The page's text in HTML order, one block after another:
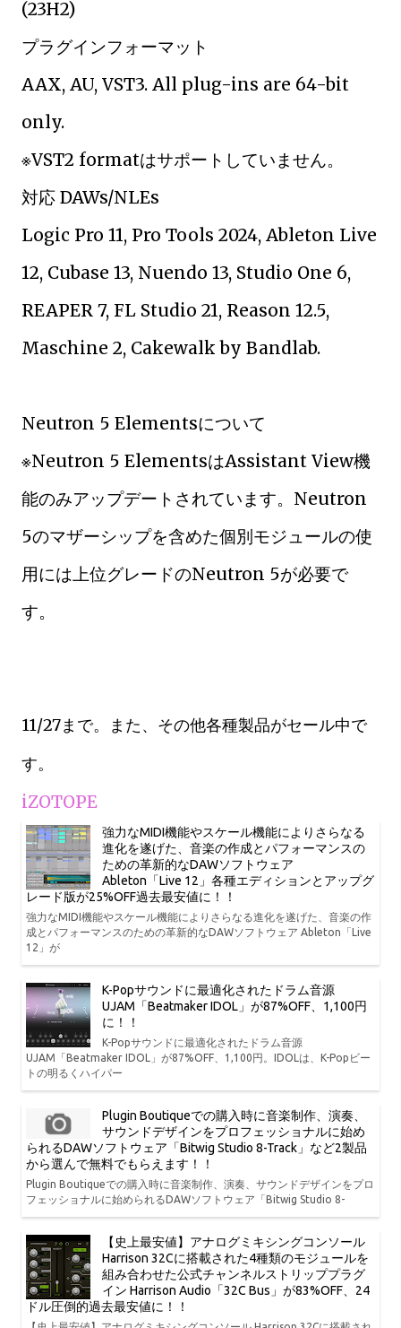
(23H2)
プラグインフォーマット
AAX, AU, VST3. All plug-ins are 64-bit
only.
※VST2 formatはサポートしていません。
対応 DAWs/NLEs
Logic Pro 11, Pro Tools 2024, Ableton Live
12, Cubase 13, Nuendo 13, Studio One 6,
REAPER 7, FL Studio 21, Reason 12.5,
Maschine 2, Cakewalk by Bandlab.
Neutron 5 Elementsについて
※Neutron 5 ElementsはAssistant View機
能のみアップデートされています。Neutron
5のマザーシップを含めた個別モジュールの使
用には上位グレードのNeutron 5が必要で
す。
11/27まで。また、その他各種製品がセール中で
す。
iZOTOPE
強力なMIDI機能やスケール機能によりさらなる
進化を遂げた、音楽の作成とパフォーマンスの
ための革新的なDAWソフトウェア
Ableton「Live 12」各種エディションとアップグ
レード版が25%OFF過去最安値に！！
強力なMIDI機能やスケール機能によりさらなる進化を遂げた、音楽の作
成とパフォーマンスのための革新的なDAWソフトウェア Ableton「Live
12」が
K-Popサウンドに最適化されたドラム音源
UJAM「Beatmaker IDOL」が87%OFF、1,100円
に！！
K-Popサウンドに最適化されたドラム音源
UJAM「Beatmaker IDOL」が87%OFF、1,100円。IDOLは、K-Popビー
トの明るくハイパー
Plugin Boutiqueでの購入時に音楽制作、演奏、
サウンドデザインをプロフェッショナルに始め
られるDAWソフトウェア「Bitwig Studio 8-Track」など2製品
から選んで無料でもらえます！！
Plugin Boutiqueでの購入時に音楽制作、演奏、サウンドデザインをプロ
フェッショナルに始められるDAWソフトウェア「Bitwig Studio 8-
【史上最安値】アナログミキシングコンソール
Harrison 32Cに搭載された4種類のモジュールを
組み合わせた公式チャンネルストリッププラグ
イン Harrison Audio「32C Bus」が83%OFF、24
ドル圧倒的過去最安値に！！